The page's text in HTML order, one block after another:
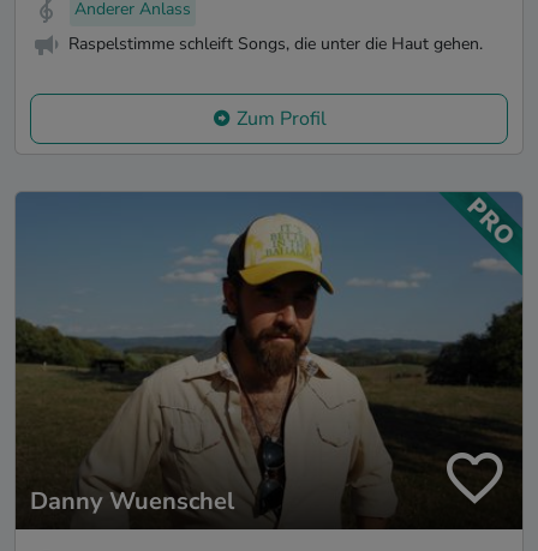
Anderer Anlass
Raspelstimme schleift Songs, die unter die Haut gehen.
Zum Profil
Danny Wuenschel